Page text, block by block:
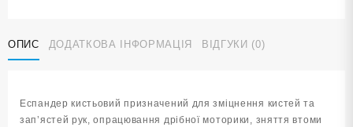
DQ-
8211-
ОПИС ДОДАТКОВА ІНФОРМАЦІЯ ВІДГУКИ (0)
Еспандер кистьовий призначений для зміцнення кистей та
зап’ястей рук, опрацювання дрібної моторики, зняття втоми